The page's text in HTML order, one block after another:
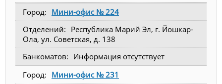
Мини-офис № 224
Республика Марий Эл, г. Йошкар-
Ола, ул. Советская, д. 138
Информация отсутствует
Мини-офис № 231